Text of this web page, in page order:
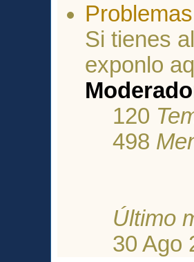
Si tienes
exponlo
120
498
Último
30 Ago